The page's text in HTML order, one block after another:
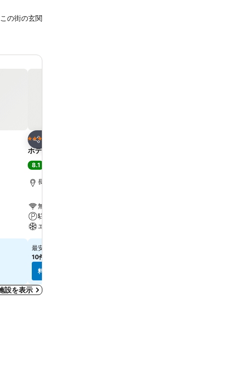
の街の玄関
シェア
3 ホテルのランク
ホテルウイングポート長崎
8.1
長崎, 街の中心まで0.5 km
無料Wi-Fi
駐車場
エアコン
最安値
10件のサイト
料金を表示
設を表示